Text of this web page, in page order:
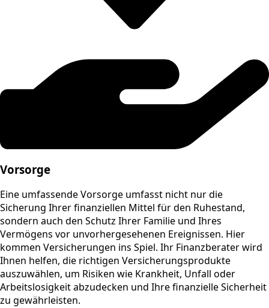
Vorsorge
Eine umfassende Vorsorge umfasst nicht nur die
Sicherung Ihrer finanziellen Mittel für den Ruhestand,
sondern auch den Schutz Ihrer Familie und Ihres
Vermögens vor unvorhergesehenen Ereignissen. Hier
kommen Versicherungen ins Spiel. Ihr Finanzberater wird
Ihnen helfen, die richtigen Versicherungsprodukte
auszuwählen, um Risiken wie Krankheit, Unfall oder
Arbeitslosigkeit abzudecken und Ihre finanzielle Sicherheit
zu gewährleisten.